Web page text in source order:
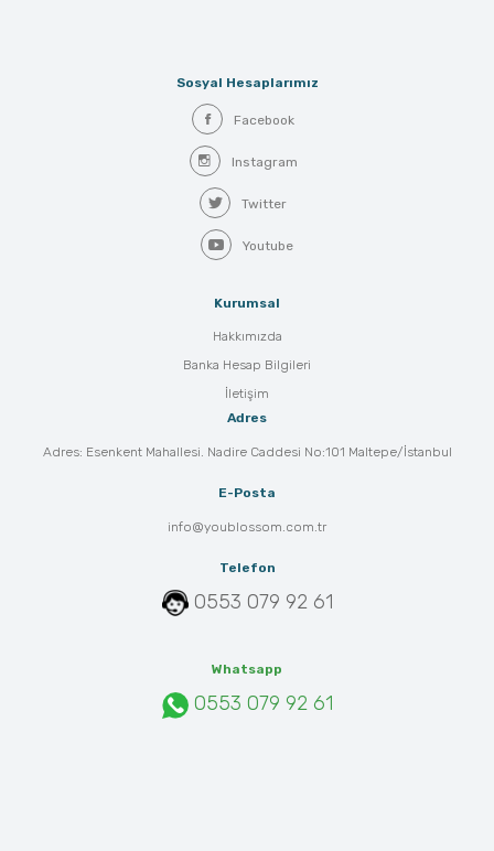
Sosyal Hesaplarımız
Facebook
Instagram
Twitter
Youtube
Kurumsal
Hakkımızda
Banka Hesap Bilgileri
İletişim
Adres
Adres: Esenkent Mahallesi. Nadire Caddesi No:101 Maltepe/İstanbul
E-Posta
info@youblossom.com.tr
Telefon
0553 079 92 61
Whatsapp
0553 079 92 61